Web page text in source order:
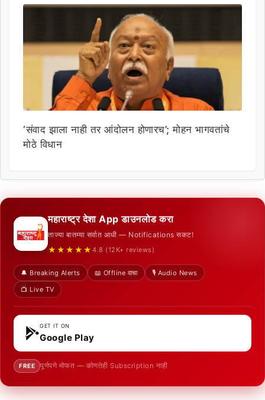
‘संवाद झाला नाही तर आंदोलन होणारच’; मोहन भागवतांचे
मोठे विधान
महाराष्ट्र देशा App डाउनलोड करा
ताज्या बातम्या सर्वात आधी — Notifications सकट!
★★★★★ 4.8 (12K+ reviews)
🔔 Breaking Alerts 📖 Offline वाचा
🎙️ Audio News
📺 Live TV
GET IT ON
Google Play
FREE पूर्णपणे मोफत — कोणतेही Subscription नाही